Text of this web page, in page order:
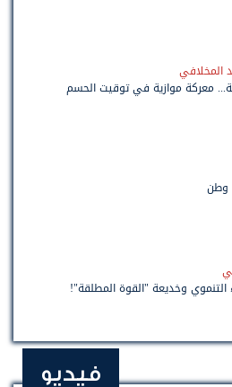
المخلافي
معركة موازية في توقيت الحسم
وطن
التنموي وخديعة "القوة المطلقة"!
فيديو